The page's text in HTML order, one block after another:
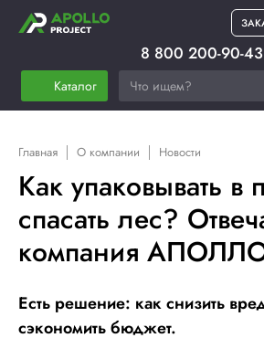
Каталог
8 800 200-90-43
Главная О компании Новости
Как упаковывать в
спасать лес?
компания
Есть решение: как снизить
сэкономить бюджет.